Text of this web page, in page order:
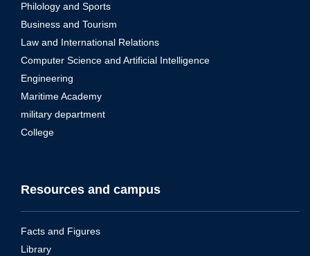
Philology and Sports
Business and Tourism
Law and International Relations
Computer Science and Artificial Intelligence
Engineering
Maritime Academy
military department
College
Resources and campus
Facts and Figures
Library